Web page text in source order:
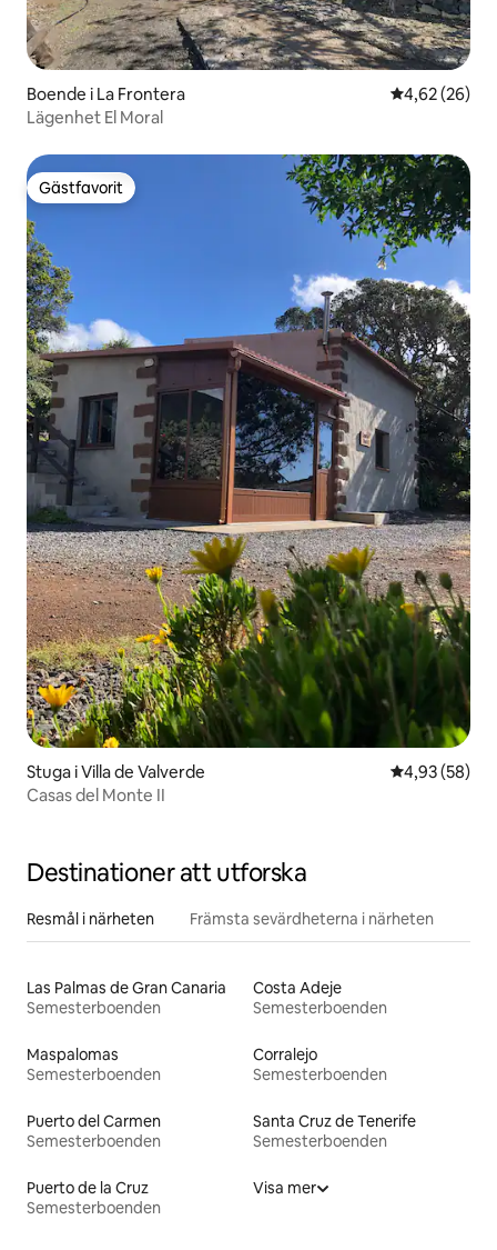
Boende i La Frontera 4,62 av 5 i
4,62 (26)
Lägenhet El Moral
Gästfavorit
Gästfavorit
Stuga i Villa de Valverde 4,93 av 5 i
4,93 (58)
Casas del Monte II
Destinationer att utforska
Resmål i närheten Främsta sevärdheterna i närheten
Las Palmas de Gran Canaria
Semesterboenden
Costa Adeje
Semesterboenden
Maspalomas
Semesterboenden
Corralejo
Semesterboenden
Puerto del Carmen
Semesterboenden
Santa Cruz de Tenerife
Semesterboenden
Puerto de la Cruz
Semesterboenden
Visa mer